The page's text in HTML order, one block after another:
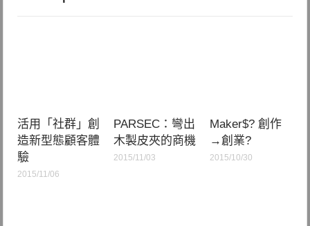
活用「社群」創
造新型態顧客體
驗
2015/11/06
PARSEC：彎出
木製皮夾的商機
2015/11/03
Maker$? 創作
→創業?
2015/10/30